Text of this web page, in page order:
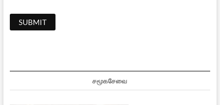
சமூகசேவை